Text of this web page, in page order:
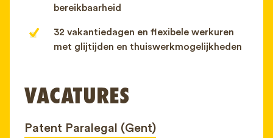
bereikbaarheid
32 vakantiedagen en flexibele werkuren
met glijtijden en thuiswerkmogelijkheden
VACATURES
Patent Paralegal (Gent)